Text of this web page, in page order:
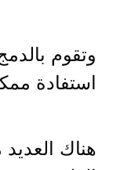
وتقوم
استفادة
هناك العديد